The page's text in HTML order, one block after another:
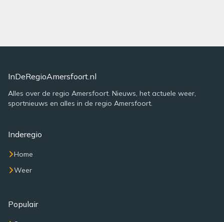
InDeRegioAmersfoort.nl
Alles over de regio Amersfoort. Nieuws, het actuele weer,
sportnieuws en alles in de regio Amersfoort.
Inderegio
Home
Weer
Populair